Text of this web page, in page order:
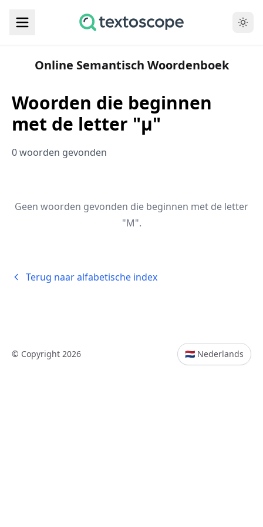
Online Semantisch Woordenboek
Woorden die beginnen
met de letter "μ"
0 woorden gevonden
Geen woorden gevonden die beginnen met de letter
"Μ".
Terug naar alfabetische index
© Copyright 2026